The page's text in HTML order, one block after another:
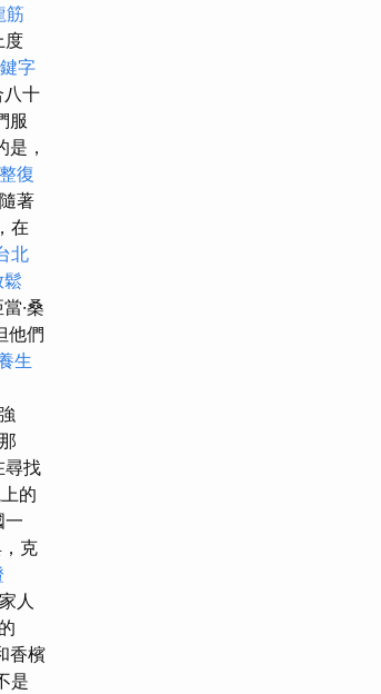
筋
度
字
八十
服
，
復
著
在
北
·桑
他們
生
尋找
的
一
克
人
香檳
是